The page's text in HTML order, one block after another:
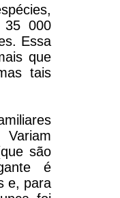
35 000
Essa
que
tais
Variam
são
é
e, para